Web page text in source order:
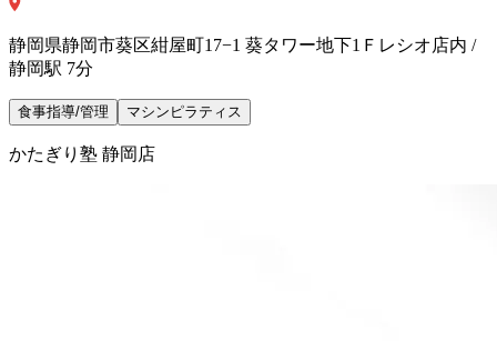
静岡県静岡市葵区紺屋町17−1 葵タワー地下1Ｆレシオ店内 /
静岡駅 7分
食事指導/管理 マシンピラティス
かたぎり塾 静岡店